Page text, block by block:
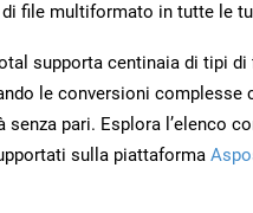
file multiformato in tutte le
supporta centinaia di tipi di
le conversioni complesse
senza pari. Esplora l’elenco
sulla piattaforma